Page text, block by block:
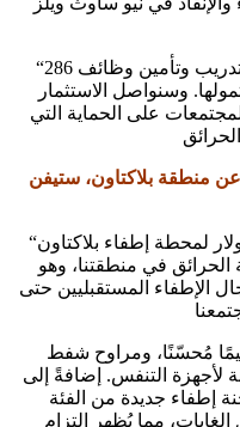
“لقد اضطررنا إلى إعادة بناء خدمات التدريب وتأمين وظائف 286
وسنواصل الاستثمار
على الحماية التي
منطقة بلاكتاون، ستيفن
“إن التحديث الذي تبلغ تكلفته مليوني دولار لمحطة إطفاء بلاكتاون
في منطقتنا، وهو
الإطفاء المستقبليين حتى
مُحسّنًا، ومراوح شفط
التنفس. إضافةً إلى
إطفاء جديدة من الفئة
مما يُظهر التزام